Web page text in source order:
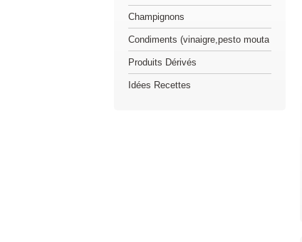
Champignons
Condiments (vinaigre,pesto mouta
Produits Dérivés
Idées Recettes